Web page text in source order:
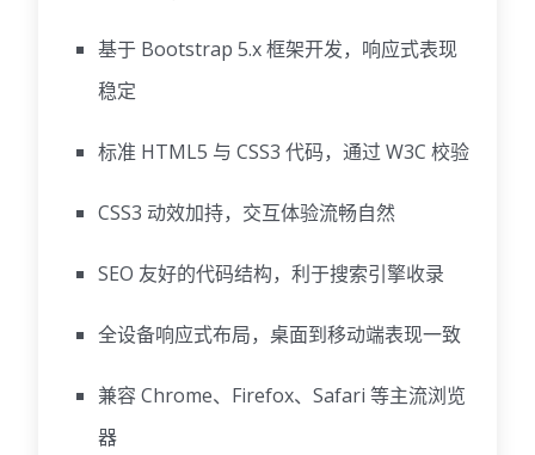
基于 Bootstrap 5.x 框架开发，响应式表现
稳定
标准 HTML5 与 CSS3 代码，通过 W3C 校验
CSS3 动效加持，交互体验流畅自然
SEO 友好的代码结构，利于搜索引擎收录
全设备响应式布局，桌面到移动端表现一致
兼容 Chrome、Firefox、Safari 等主流浏览
器